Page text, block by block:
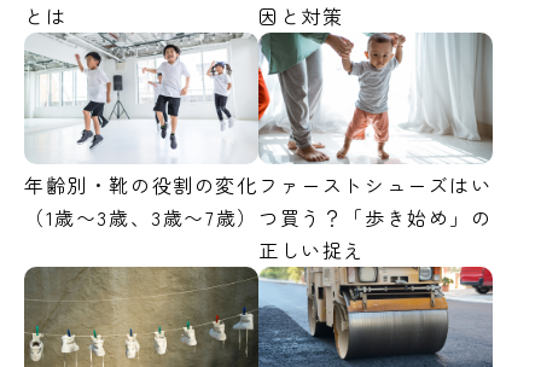
とは
因と対策
年齢別・靴の役割の変化
（1歳〜3歳、3歳〜7歳）
ファーストシューズはい
つ買う？「歩き始め」の
正しい捉え